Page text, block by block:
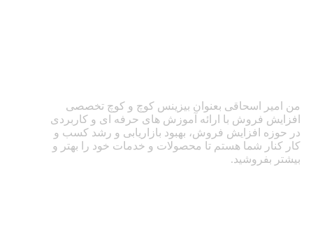
من امیر اسحاقی بعنوان بیزینس کوچ و کوچ تخصصی
افزایش فروش با ارائه آموزش های حرفه ای و کاربردی
در حوزه افزایش فروش، بهبود بازاریابی و رشد کسب و
کار کنار شما هستم تا محصولات و خدمات خود را بهتر و
بیشتر بفروشید.